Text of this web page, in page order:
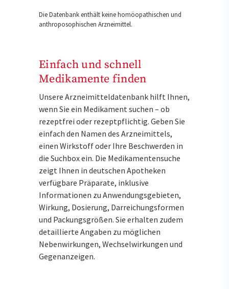
Die Datenbank enthält keine homöopathischen und
anthroposophischen Arzneimittel.
Einfach und schnell
Medikamente finden
Unsere Arzneimitteldatenbank hilft Ihnen,
wenn Sie ein Medikament suchen – ob
rezeptfrei oder rezeptpflichtig. Geben Sie
einfach den Namen des Arzneimittels,
einen Wirkstoff oder Ihre Beschwerden in
die Suchbox ein. Die Medikamentensuche
zeigt Ihnen in deutschen Apotheken
verfügbare Präparate, inklusive
Informationen zu Anwendungsgebieten,
Wirkung, Dosierung, Darreichungsformen
und Packungsgrößen. Sie erhalten zudem
detaillierte Angaben zu möglichen
Nebenwirkungen, Wechselwirkungen und
Gegenanzeigen.